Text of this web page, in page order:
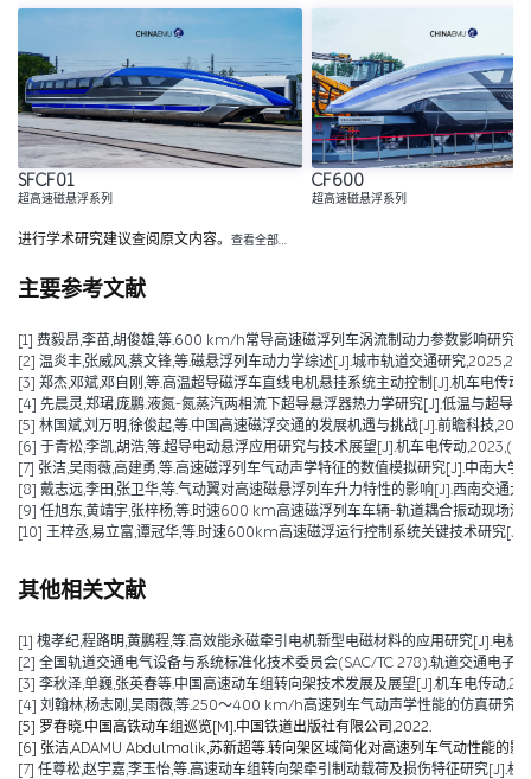
SFCF01
超高速磁悬浮系列
CF600
超高速磁悬浮系列
进行学术研究建议查阅原文内容。 查看全部…
主要参考文献
[1] 费毅昂,李苗,胡俊雄,等.600 km/h常导高速磁浮列车涡流制动力参数影响研
[2] 温炎丰,张威风,蔡文锋,等.磁悬浮列车动力学综述[J].城市轨道交通研究
[3] 郑杰,邓斌,邓自刚,等.高温超导磁浮车直线电机悬挂系统主动控制[J].机车电传
[4] 先晨灵,郑珺,庞鹏.液氮-氮蒸汽两相流下超导悬浮器热力学研究[J].低温与超导
[5] 林国斌,刘万明,徐俊起,等.中国高速磁浮交通的发展机遇与挑战[J].前瞻科技
[6] 于青松,李凯,胡浩,等.超导电动悬浮应用研究与技术展望[J].机车电传动
[7] 张洁,吴雨薇,高建勇,等.高速磁浮列车气动声学特征的数值模拟研究[J].中南大
[8] 戴志远,李田,张卫华,等.气动翼对高速磁悬浮列车升力特性的影响[J].西南交通
[9] 任旭东,黄靖宇,张梓杨,等.时速600 km高速磁浮列车车辆-轨道耦合振动现场
[10] 王梓丞,易立富,谭冠华,等.时速600km高速磁浮运行控制系统关键技术研究[J].
其他相关文献
[1] 槐孝纪,程路明,黄鹏程,等.高效能永磁牵引电机新型电磁材料的应用研究[J].电
[2] 全国轨道交通电气设备与系统标准化技术委员会(SAC/TC 278).轨道交通电
[3] 李秋泽,单巍,张英春等.中国高速动车组转向架技术发展及展望[J].机车电传动
[4] 刘翰林,杨志刚,吴雨薇,等.250～400 km/h高速列车气动声学性能的仿真研究
[5] 罗春晓.中国高铁动车组巡览[M].中国铁道出版社有限公司,2022.
[6] 张洁,ADAMU Abdulmalik,苏新超等.转向架区域简化对高速列车气动性能的
[7] 任尊松,赵宇嘉,李玉怡,等.高速动车组转向架牵引制动载荷及损伤特征研究[J].机